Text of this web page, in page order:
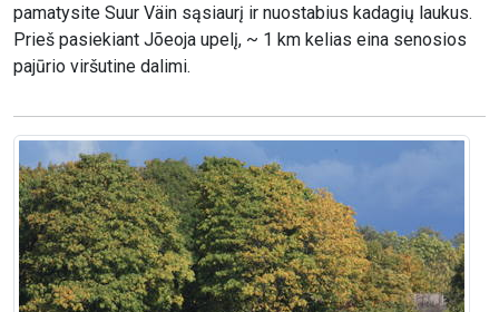
pamatysite Suur Väin sąsiaurį ir nuostabius kadagių laukus.
Prieš pasiekiant Jõeoja upelį, ~ 1 km kelias eina senosios
pajūrio viršutine dalimi.